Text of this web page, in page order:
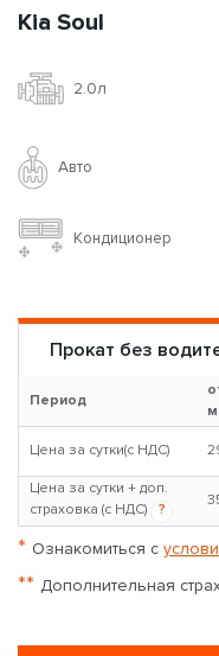
Kia Soul
2.0л
Авто
Кондиционер
Прокат без
Период
Цена за сутки(с НДС)
Цена за сутки + доп.
страховка (с НДС)
?
* Ознакомиться с
** Дополнительная